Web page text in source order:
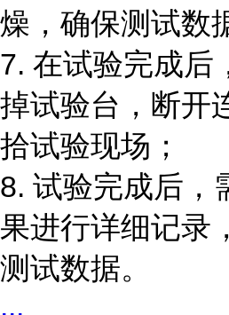
燥，确保测试数
7. 在试验完成后
掉试验台，断开
拾试验现场；
8. 试验完成后，
果进行详细记录
测试数据。
...